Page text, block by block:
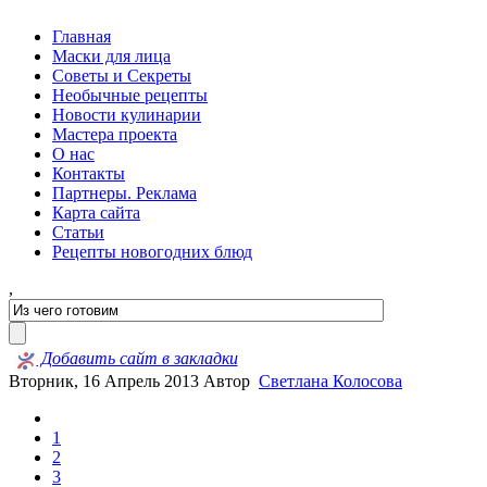
Главная
Маски для лица
Советы и Секреты
Необычные рецепты
Новости кулинарии
Мастера проекта
О нас
Контакты
Партнеры. Реклама
Карта сайта
Статьи
Рецепты новогодних блюд
,
Добавить сайт в закладки
Вторник, 16 Апрель 2013 Автор Светлана Колосова
1
2
3